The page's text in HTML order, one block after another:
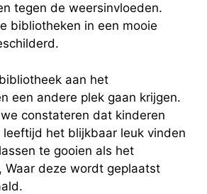
tegen de weersinvloeden.
bibliotheken in een mooie
aan het
een andere plek gaan krijgen.
constateren dat kinderen
het blijkbaar leuk vinden
te gooien als het
Waar deze wordt geplaatst